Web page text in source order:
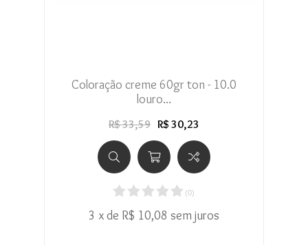
Coloração creme 60gr ton - 10.0
louro...
R$ 33,59 R$ 30,23
(0)
3 x de R$ 10,08 sem juros